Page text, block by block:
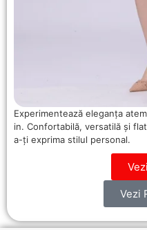
Experimentează eleganța
in. Confortabilă, versatilă și
a-ți exprima stilul personal.
Vezi